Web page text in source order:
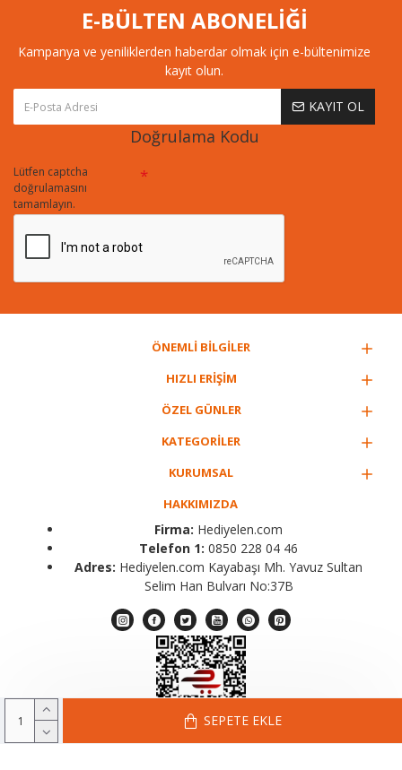
SEPETE EKLE
E-BÜLTEN ABONELİĞİ
Kampanya ve yeniliklerden haberdar olmak için e-bültenimize
kayıt olun.
KAYIT OL
Doğrulama Kodu
Lütfen captcha
doğrulamasını
tamamlayın.
ÖNEMLİ BİLGİLER
HIZLI ERİŞİM
ÖZEL GÜNLER
KATEGORİLER
KURUMSAL
HAKKIMIZDA
Firma: Hediyelen.com
Telefon 1: 0850 228 04 46
Adres: Hediyelen.com Kayabaşı Mh. Yavuz Sultan
Selim Han Bulvarı No:37B